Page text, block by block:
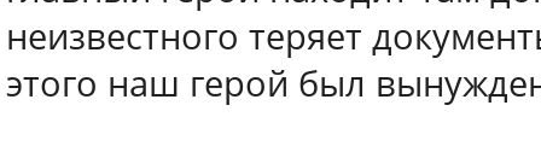
неизвестного теряет
этого наш герой был